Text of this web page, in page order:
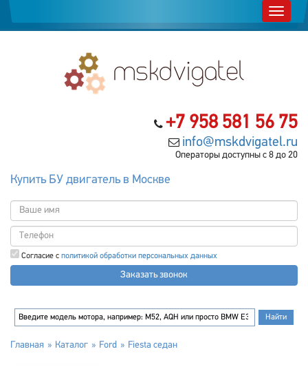
+7 958 581 56 75
info@mskdvigatel.ru
Операторы доступны с 8 до 20
Купить БУ двигатель в Москве
Согласие с политикой обработки персональных данных
Заказать звонок
Главная Каталог Ford Fiesta седан